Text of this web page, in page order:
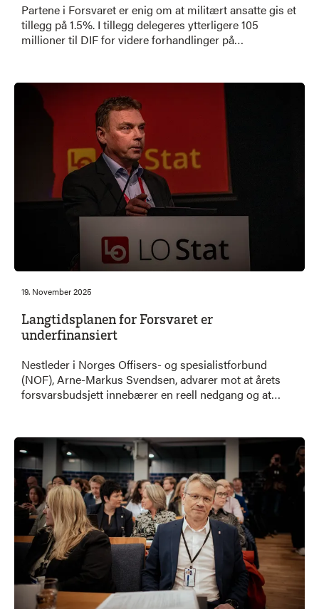
Partene i Forsvaret er enig om at militært ansatte gis et
tillegg på 1.5%. I tillegg delegeres ytterligere 105
millioner til DIF for videre forhandlinger på
19. November 2025
Langtidsplanen for Forsvaret er
underfinansiert
Nestleder i Norges Offisers- og spesialistforbund
(NOF), Arne-Markus Svendsen, advarer mot at årets
forsvarsbudsjett innebærer en reell nedgang og at
at satsingen ikke står i stil med behovene.